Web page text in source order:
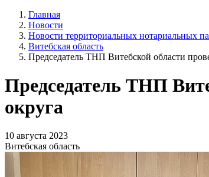
Главная
Новости
Новости территориальных нотариальных
Витебская область
Председатель ТНП Витебской области
Председатель ТНП
округа
10 августа 2023
Витебская область